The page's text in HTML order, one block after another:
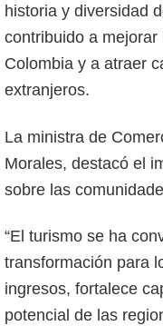
historia y diversidad
contribuido a
Colombia y a atraer
extranjeros.
La ministra de
Morales, destacó el
sobre las
“El turismo se ha
transformación para
ingresos, fortalece
potencial de las